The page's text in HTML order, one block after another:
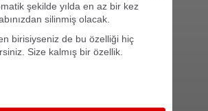
şekilde yılda en az bir kez
silinmiş olacak.
birisiyseniz de bu özelliği hiç
Size kalmış bir özellik.